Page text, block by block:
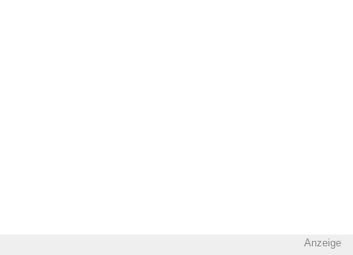
Anzeige